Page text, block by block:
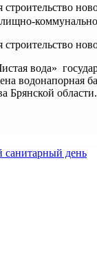
строительство
строительство
вода»
водонапорная
Брянской области.